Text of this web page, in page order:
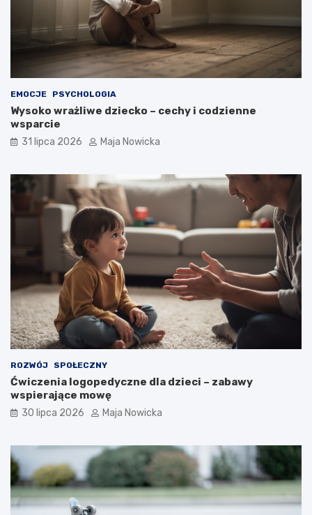
EMOCJE PSYCHOLOGIA
Wysoko wrażliwe dziecko – cechy i codzienne
wsparcie
31 lipca 2026 Maja Nowicka
ROZWÓJ SPOŁECZNY
Ćwiczenia logopedyczne dla dzieci – zabawy
wspierające mowę
30 lipca 2026 Maja Nowicka